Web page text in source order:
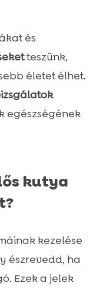
és
teszünk,
életet élhet.
egészségének
kutya
kezelése
észrevedd, ha
Ezek a jelek